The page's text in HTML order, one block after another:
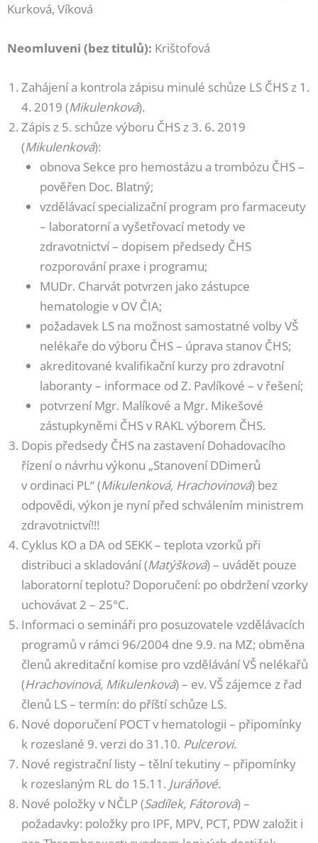
Kurková, Víková
Neomluveni (bez titulů): Krištofová
Zahájení a kontrola zápisu minulé schůze LS ČHS z 1.
4. 2019 (Mikulenková).
Zápis z 5. schůze výboru ČHS z 3. 6. 2019
(Mikulenková):
obnova Sekce pro hemostázu a trombózu ČHS –
pověřen Doc. Blatný;
vzdělávací specializační program pro farmaceuty
– laboratorní a vyšetřovací metody ve
zdravotnictví – dopisem předsedy ČHS
rozporování praxe i programu;
MUDr. Charvát potvrzen jako zástupce
hematologie v OV ČIA;
požadavek LS na možnost samostatné volby VŠ
nelékaře do výboru ČHS – úprava stanov ČHS;
akreditované kvalifikační kurzy pro zdravotní
laboranty – informace od Z. Pavlíkové – v řešení;
potvrzení Mgr. Malíkové a Mgr. Mikešové
zástupkyněmi ČHS v RAKL výborem ČHS.
Dopis předsedy ČHS na zastavení Dohadovacího
řízení o návrhu výkonu „Stanovení DDimerů
v ordinaci PL“ (Mikulenková, Hrachovinová) bez
odpovědi, výkon je nyní před schválením ministrem
zdravotnictví!!!
Cyklus KO a DA od SEKK – teplota vzorků při
distribuci a skladování (Matýšková) – uvádět pouze
laboratorní teplotu? Doporučení: po obdržení vzorky
uchovávat 2 – 25°C.
Informaci o semináři pro posuzovatele vzdělávacích
programů v rámci 96/2004 dne 9.9. na MZ; obměna
členů akreditační komise pro vzdělávání VŠ nelékařů
(Hrachovinová, Mikulenková) – ev. VŠ zájemce z řad
členů LS – termín: do příští schůze LS.
Nové doporučení POCT v hematologii – připomínky
k rozeslané 9. verzi do 31.10. Pulcerovi.
Nové registrační listy – tělní tekutiny – připomínky
k rozeslaným RL do 15.11. Juráňové.
Nové položky v NČLP (Sadílek, Fátorová) –
požadavky: položky pro IPF, MPV, PCT, PDW založit i